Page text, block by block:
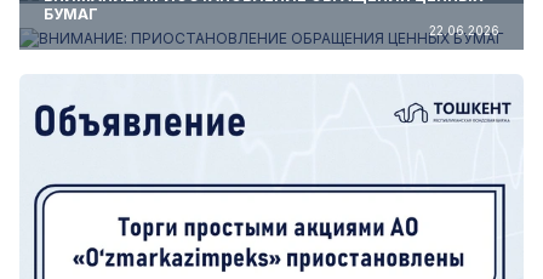
БУМАГ
22.06.2026